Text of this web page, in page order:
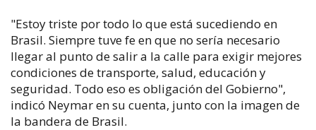
"Estoy triste por todo lo que está sucediendo en
Brasil. Siempre tuve fe en que no sería necesario
llegar al punto de salir a la calle para exigir mejores
condiciones de transporte, salud, educación y
seguridad. Todo eso es obligación del Gobierno",
indicó Neymar en su cuenta, junto con la imagen de
la bandera de Brasil.